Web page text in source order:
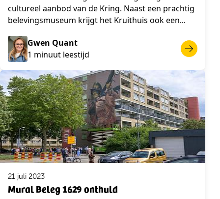
cultureel aanbod van de Kring. Naast een prachtig
belevingsmuseum krijgt het Kruithuis ook een...
Gwen Quant
1 minuut leestijd
21 juli 2023
Mural Beleg 1629 onthuld